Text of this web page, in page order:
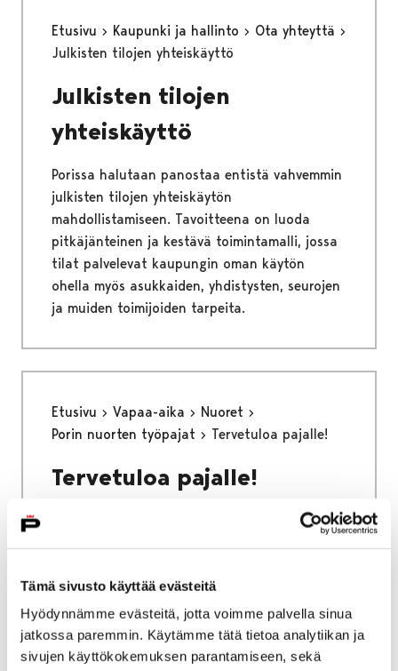
Tämä sivusto käyttää evästeitä
Hyödynnämme evästeitä, jotta voimme palvella sinua
jatkossa paremmin. Käytämme tätä tietoa analytiikan ja
sivujen käyttökokemuksen parantamiseen, sekä
Etusivu Kaupunki ja hallinto
Ota yhteyttä
Julkisten tilojen yhteiskäyttö
Julkisten tilojen
yhteiskäyttö
Porissa halutaan panostaa entistä vahvemmin
julkisten tilojen yhteiskäytön
mahdollistamiseen. Tavoitteena on luoda
pitkäjänteinen ja kestävä toimintamalli, jossa
tilat palvelevat kaupungin oman käytön
ohella myös asukkaiden, yhdistysten, seurojen
ja muiden toimijoiden tarpeita.
Etusivu Vapaa-aika
Nuoret
Porin nuorten työpajat
Tervetuloa pajalle!
Tervetuloa pajalle!
Liikenne ja veneily
Liikenneväylien kunnossapito